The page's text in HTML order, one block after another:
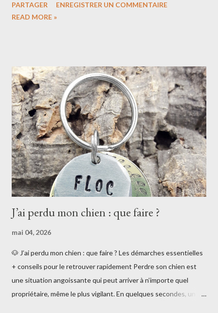
pour protéger son chien. 🐾 L’identification du chien est
d’identification des carnivores domestiques (I-CAD). 💡 Cette
démarche est généralement réalisée chez le vétérinaire, dès le
plus jeune âge. 🐾 La médaille pour chien n’est pas obligatoire en
France Contrairement à ce que l’on pourrait penser : 👉 la
médaille pour chien n’est pas obligatoire en France . La loi impose
uniquement l’i...
PARTAGER
ENREGISTRER UN COMMENTAIRE
READ MORE »
J’ai perdu mon chien : que faire ?
mai 04, 2026
🐶 J’ai perdu mon chien : que faire ? Les démarches essentielles
+ conseils pour le retrouver rapidement Perdre son chien est
une situation angoissante qui peut arriver à n’importe quel
propriétaire, même le plus vigilant. En quelques secondes, un